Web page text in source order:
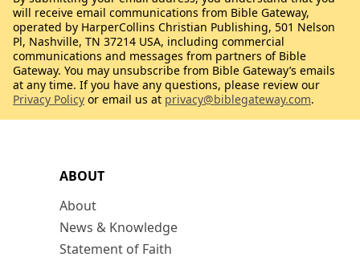
ABOUT
About
News & Knowledge
Statement of Faith
will receive email communications from Bible Gateway,
operated by HarperCollins Christian Publishing, 501 Nelson
Pl, Nashville, TN 37214 USA, including commercial
communications and messages from partners of Bible
Gateway. You may unsubscribe from Bible Gateway’s emails
at any time. If you have any questions, please review our
Privacy Policy or email us at privacy@biblegateway.com.